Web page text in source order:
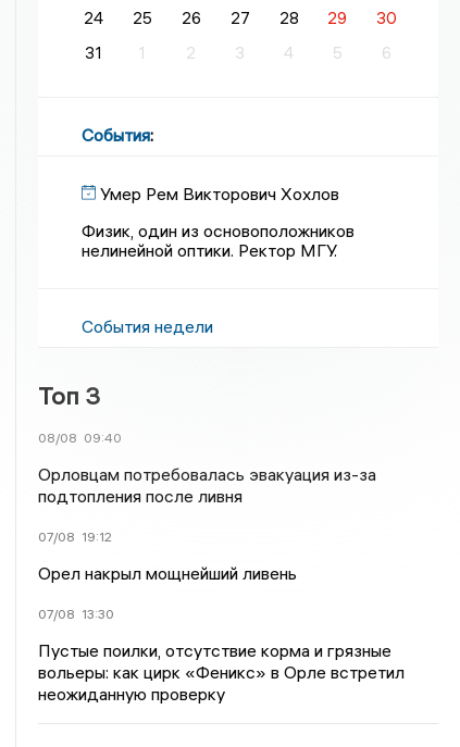
24
25 26 27 28 29
30
31
1 2 3 4 5 6
События:
Умер Рем Викторович Хохлов
Физик, один из основоположников
нелинейной оптики. Ректор МГУ.
События недели
Топ 3
08/08 09:40
Орловцам потребовалась эвакуация из-за
подтопления после ливня
07/08 19:12
Орел накрыл мощнейший ливень
07/08 13:30
Пустые поилки, отсутствие корма и грязные
вольеры: как цирк «Феникс» в Орле встретил
неожиданную проверку